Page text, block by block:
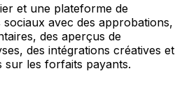
et une plateforme de
sociaux avec des approbations,
des aperçus de
des intégrations créatives et
sur les forfaits payants.